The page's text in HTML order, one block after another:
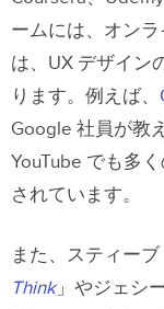
ームには、オン
は、UX デザイン
ります。例えば、
Google 社員が教
YouTube でも多
されています。
また、スティー
Think」やジェシ